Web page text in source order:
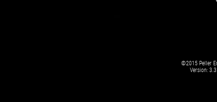
©2015 Peller
Version: